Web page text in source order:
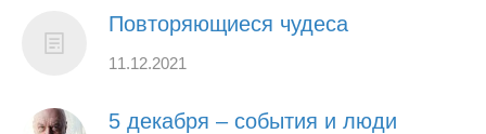
Повторяющиеся чудеса
11.12.2021
5 декабря – события и люди